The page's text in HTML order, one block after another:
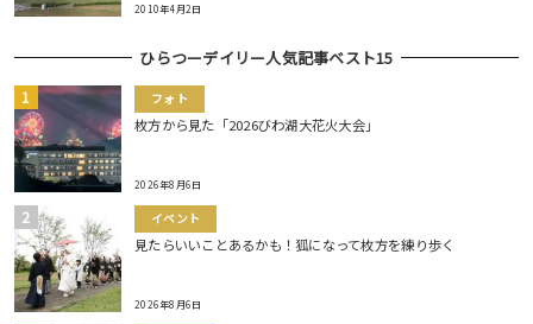
2010年4月2日
ひらつーデイリー人気記事ベスト15
フォト
枚方から見た「2026びわ湖大花火大会」
2026年8月6日
イベント
見たらいいことあるかも！狐になって枚方を練り歩く
2026年8月6日